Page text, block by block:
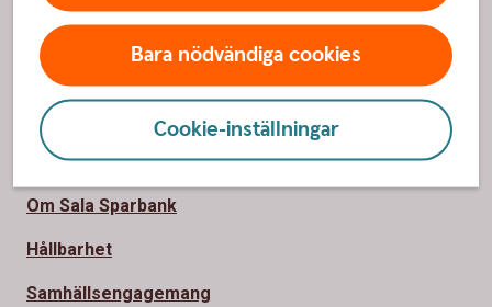
Bara nödvändiga cookies
Cookie-inställningar
Bli kund
Priser, räntor och kurser
Om oss
Om Sala Sparbank
Hållbarhet
Samhällsengagemang